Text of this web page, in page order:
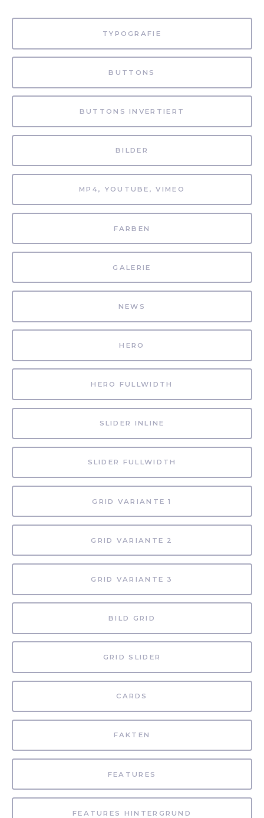
TYPOGRAFIE
BUTTONS
BUTTONS INVERTIERT
BILDER
MP4, YOUTUBE, VIMEO
FARBEN
GALERIE
NEWS
HERO
HERO FULLWIDTH
SLIDER INLINE
SLIDER FULLWIDTH
GRID VARIANTE 1
GRID VARIANTE 2
GRID VARIANTE 3
BILD GRID
GRID SLIDER
CARDS
FAKTEN
FEATURES
FEATURES HINTERGRUND